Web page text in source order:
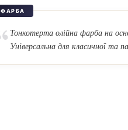
ФАРБА
Тонкотерта олійна фарба на
Універсальна для класичної та